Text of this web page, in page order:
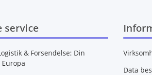
service
& Forsendelse: Din
Data